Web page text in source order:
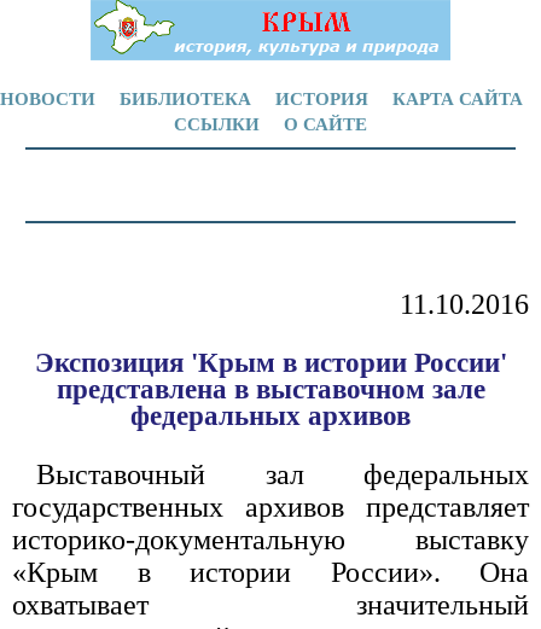
НОВОСТИ БИБЛИОТЕКА ИСТОРИЯ
КАРТА САЙТА
ССЫЛКИ
О САЙТЕ
11.10.2016
Экспозиция 'Крым в истории России'
представлена в выставочном зале
федеральных архивов
Выставочный зал федеральных
государственных архивов представляет
историко-документальную выставку
«Крым в истории России». Она
охватывает значительный